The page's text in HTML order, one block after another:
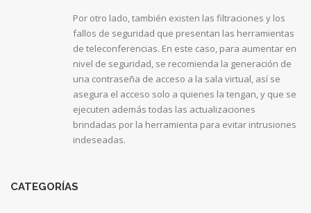
Por otro lado, también existen las filtraciones y los
fallos de seguridad que presentan las herramientas
de teleconferencias. En este caso, para aumentar en
nivel de seguridad, se recomienda la generación de
una contraseña de acceso a la sala virtual, así se
asegura el acceso solo a quienes la tengan, y que se
ejecuten además todas las actualizaciones
brindadas por la herramienta para evitar intrusiones
indeseadas.
CATEGORÍAS